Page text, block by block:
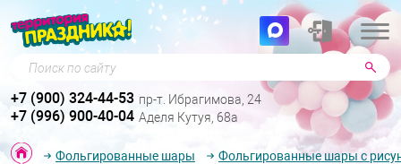
Поиск по сайту
+7 (900) 324-44-53 пр-т. Ибрагимова, 24
+7 (996) 900-40-04 Аделя Кутуя, 68а
Фольгированные шары Фольгированные шары с